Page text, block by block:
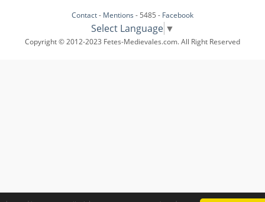
Contact- Mentions - 5485 - Facebook
Select Language ▼
Copyright © 2012-2023 Fetes-Medievales.com. All Right Reserved